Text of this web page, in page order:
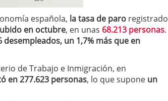
2025
de venta? 3 de octubre de 2025
española, la tasa de paro registrado
en octubre, en unas 68.213 personas.
desempleados, un 1,7% más que en
de Trabajo e Inmigración, en
en 277.623 personas, lo que supone un